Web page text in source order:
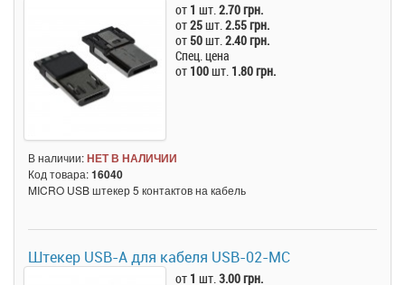
от 1 шт.2.70 грн.
от25шт.2.55 грн.
от 50шт.2.40 грн.
Спец. цена
от 100шт. 1.80 грн.
В наличии:НЕТ В НАЛИЧИИ
Код товара:16040
MICRO USB штекер 5 контактов на кабель
Штекер USB-A для кабеля USB-02-MC
от 1 шт.3.00 грн.